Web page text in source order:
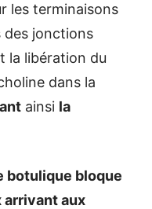
les terminaisons
des jonctions
la libération du
dans la
ainsi la
botulique bloque
arrivant aux